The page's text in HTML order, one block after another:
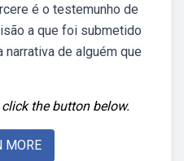
é o testemunho de
a que foi submetido
narrativa de alguém que
the button below.
MORE